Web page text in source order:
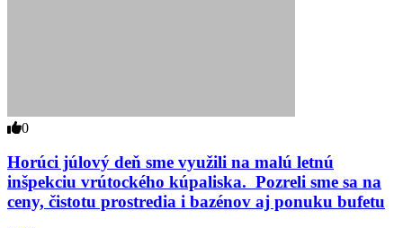
0
Horúci júlový deň sme využili na malú letnú
inšpekciu vrútockého kúpaliska. Pozreli sme sa na
ceny, čistotu prostredia i bazénov aj ponuku bufetu